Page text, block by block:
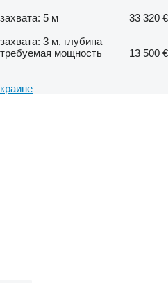
5 м 33 320 €
3 м, глубина
мощность
13 500 €